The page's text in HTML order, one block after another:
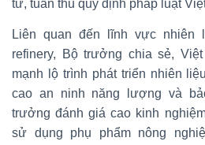
tư, tuân thủ quy định pháp luật
Liên quan đến lĩnh vực nhiên
refinery, Bộ trưởng chia sẻ,
mạnh lộ trình phát triển nhiên
cao an ninh năng lượng và
trưởng đánh giá cao kinh
sử dụng phụ phẩm nông